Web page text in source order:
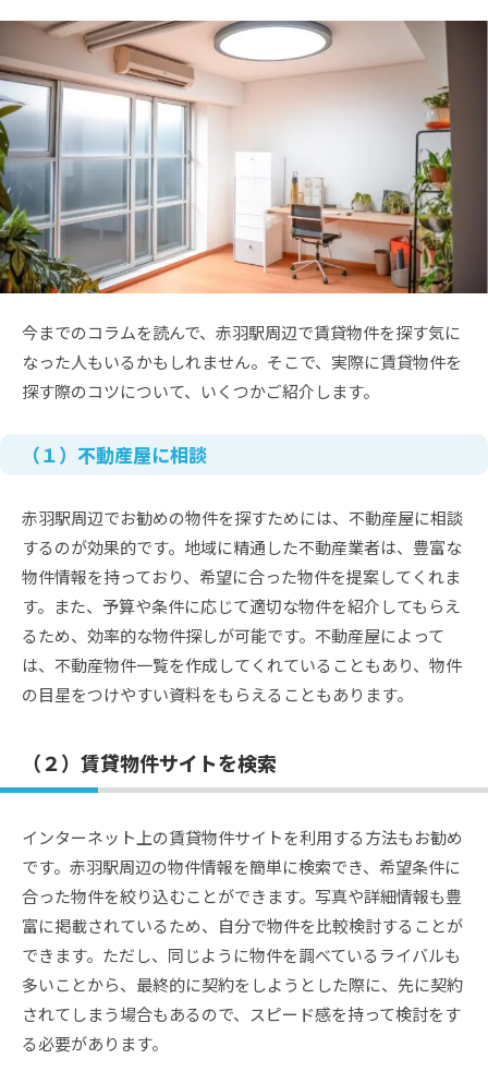
今までのコラムを読んで、赤羽駅周辺で賃貸物件を探す気に
なった人もいるかもしれません。そこで、実際に賃貸物件を
探す際のコツについて、いくつかご紹介します。
（１）不動産屋に相談
赤羽駅周辺でお勧めの物件を探すためには、不動産屋に相談
するのが効果的です。地域に精通した不動産業者は、豊富な
物件情報を持っており、希望に合った物件を提案してくれま
す。また、予算や条件に応じて適切な物件を紹介してもらえ
るため、効率的な物件探しが可能です。不動産屋によって
は、不動産物件一覧を作成してくれていることもあり、物件
の目星をつけやすい資料をもらえることもあります。
（２）賃貸物件サイトを検索
インターネット上の賃貸物件サイトを利用する方法もお勧め
です。赤羽駅周辺の物件情報を簡単に検索でき、希望条件に
合った物件を絞り込むことができます。写真や詳細情報も豊
富に掲載されているため、自分で物件を比較検討することが
できます。ただし、同じように物件を調べているライバルも
多いことから、最終的に契約をしようとした際に、先に契約
されてしまう場合もあるので、スピード感を持って検討をす
る必要があります。